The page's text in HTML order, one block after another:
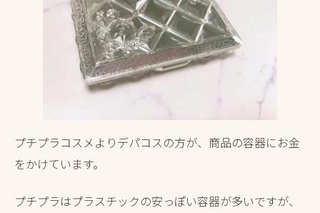
プチプラコスメよりデパコスの方が、商品の容器にお金
をかけています。
プチプラはプラスチックの安っぽい容器が多いですが、